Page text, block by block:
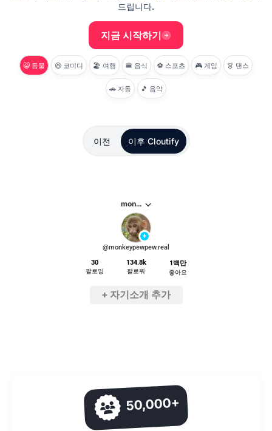
드립니다.
지금 시작하기
😺 동물 😆 코미디 🏖 여행 🍔 음식 ⚽ 스포츠 🎮 게임 👗 댄스
🚗 자동 🎵 음악
이전 이후 Cloutify
monkey ⌵
+
@monkeypewpew.real
30
팔로잉
134.8k
팔로워
1백만
좋아요
+ 자기소개 추가
50,000+